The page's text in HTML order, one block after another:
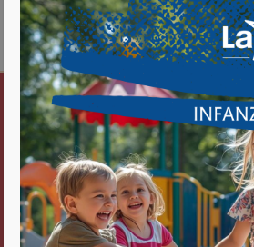
about CONSEGNA CERTIFICATI DEGLI
Vedi il calendario completo
Istituto Pio
Roma
Fratelli delle Scuole